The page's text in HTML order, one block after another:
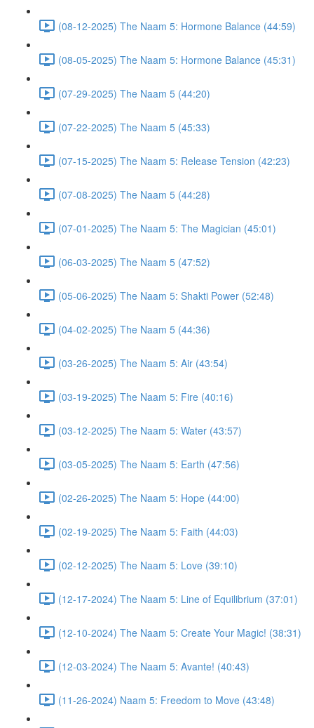
(08-12-2025) The Naam 5: Hormone Balance (44:59)
(08-05-2025) The Naam 5: Hormone Balance (45:31)
(07-29-2025) The Naam 5 (44:20)
(07-22-2025) The Naam 5 (45:33)
(07-15-2025) The Naam 5: Release Tension (42:23)
(07-08-2025) The Naam 5 (44:28)
(07-01-2025) The Naam 5: The Magician (45:01)
(06-03-2025) The Naam 5 (47:52)
(05-06-2025) The Naam 5: Shakti Power (52:48)
(04-02-2025) The Naam 5 (44:36)
(03-26-2025) The Naam 5: Air (43:54)
(03-19-2025) The Naam 5: Fire (40:16)
(03-12-2025) The Naam 5: Water (43:57)
(03-05-2025) The Naam 5: Earth (47:56)
(02-26-2025) The Naam 5: Hope (44:00)
(02-19-2025) The Naam 5: Faith (44:03)
(02-12-2025) The Naam 5: Love (39:10)
(12-17-2024) The Naam 5: Line of Equilibrium (37:01)
(12-10-2024) The Naam 5: Create Your Magic! (38:31)
(12-03-2024) The Naam 5: Avante! (40:43)
(11-26-2024) Naam 5: Freedom to Move (43:48)